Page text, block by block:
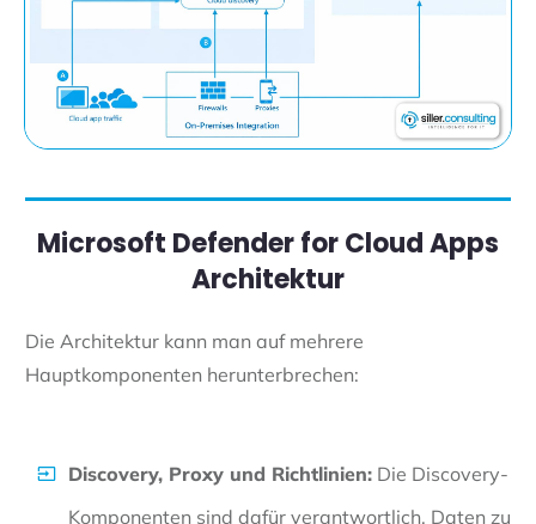
Microsoft Defender for Cloud Apps
Architektur
Die Architektur kann man auf mehrere
Hauptkomponenten herunterbrechen:
Discovery, Proxy und Richtlinien: Die Discovery-
Komponenten sind dafür verantwortlich, Daten zu